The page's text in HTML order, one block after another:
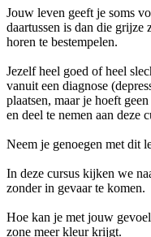
Jouw leven geeft je soms
daartussen is dan die grijze
horen te bestempelen.
Jezelf heel goed of heel
vanuit een diagnose
plaatsen, maar je hoeft
en deel te nemen aan deze
Neem je genoegen met dit
In deze cursus kijken we
zonder in gevaar te komen.
Hoe kan je met jouw
zone meer kleur krijgt.